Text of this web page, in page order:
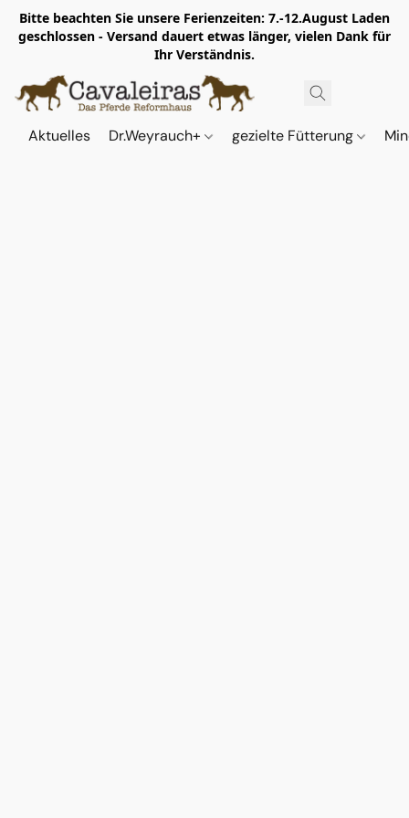
Bitte beachten Sie unsere Ferienzeiten: 7.-12.August Laden
geschlossen - Versand dauert etwas länger, vielen Dank für
Ihr Verständnis.
Aktuelles Dr.Weyrauch+ gezielte Fütterung